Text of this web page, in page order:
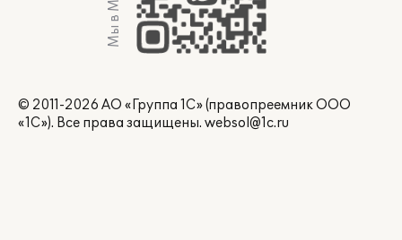
Мы в Max
© 2011-2026 АО «Группа 1С» (правопреемник ООО
«1С»). Все права защищены. websol@1c.ru